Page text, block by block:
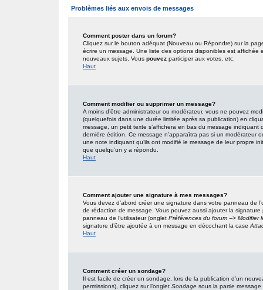
Problèmes liés aux envois de messages
Comment poster dans un forum?
Cliquez sur le bouton adéquat (Nouveau ou Répondre) sur la
écrire un message. Une liste des options disponibles est
nouveaux sujets, Vous pouvez participer aux votes, etc.
Haut
Comment modifier ou supprimer un message?
A moins d’être administrateur ou modérateur, vous ne pouvez
(quelquefois dans une durée limitée après sa publication) en
message, un petit texte s’affichera en bas du message indiquant
dernière édition. Ce message n’apparaîtra pas si un modérateur
une note indiquant qu’ils ont modifié le message de leur propre
que quelqu’un y a répondu.
Haut
Comment ajouter une signature à mes messages?
Vous devez d’abord créer une signature dans votre panneau de
de rédaction de message. Vous pouvez aussi ajouter la
panneau de l’utilisateur (onglet Préférences du forum --> Modifier
signature d’être ajoutée à un message en décochant la case
Haut
Comment créer un sondage?
Il est facile de créer un sondage, lors de la publication d’un
permissions), cliquez sur l’onglet Sondage sous la partie